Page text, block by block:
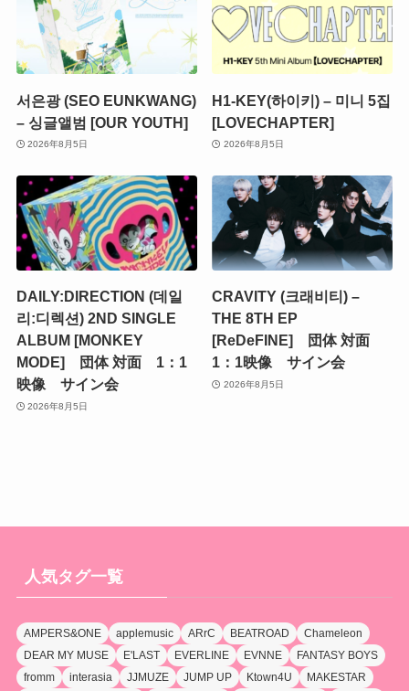
서은광 (SEO EUNKWANG)
– 싱글앨범 [OUR YOUTH]
2026年8月5日
H1-KEY(하이키) – 미니 5집
[LOVECHAPTER]
2026年8月5日
DAILY:DIRECTION (데일
리:디렉션) 2ND SINGLE
ALBUM [MONKEY
MODE] 団体 対面 1：1
映像 サイン会
2026年8月5日
CRAVITY (크래비티) –
THE 8TH EP
[ReDeFINE] 団体 対面
1：1映像 サイン会
2026年8月5日
人気タグ一覧
AMPERS&ONE applemusic ARrC BEATROAD
Chameleon
DEAR MY MUSE
E'LAST EVERLINE EVNNE
FANTASY BOYS
fromm
interasia JJMUZE JUMP UP Ktown4U
MAKESTAR